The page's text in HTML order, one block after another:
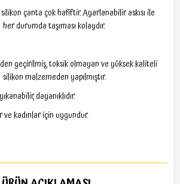
çanta çok hafiftir. Ayarlanabilir askısı ile
her durumda taşıması kolaydır.
geçirilmiş, toksik olmayan ve yüksek kaliteli
silikon malzemeden yapılmıştır.
dayanıklıdır.
ve kadınlar için uygundur.